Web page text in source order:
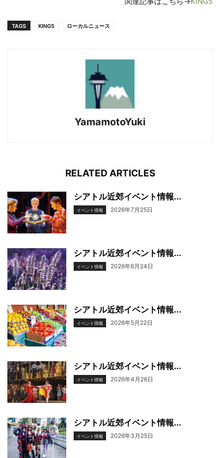
TAGS KING5 ローカルニュース
YamamotoYuki
RELATED ARTICLES
シアトル近郊イベント情報...
イベント情報 2026年7月25日
シアトル近郊イベント情報...
イベント情報 2026年6月24日
シアトル近郊イベント情報...
イベント情報 2026年5月22日
シアトル近郊イベント情報...
イベント情報 2026年4月26日
シアトル近郊イベント情報...
イベント情報 2026年3月25日